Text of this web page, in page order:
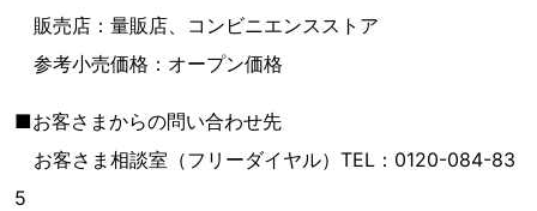
販売店：量販店、コンビニエンスストア
参考小売価格：オープン価格
■お客さまからの問い合わせ先
お客さま相談室（フリーダイヤル）TEL：0120-084-83
5